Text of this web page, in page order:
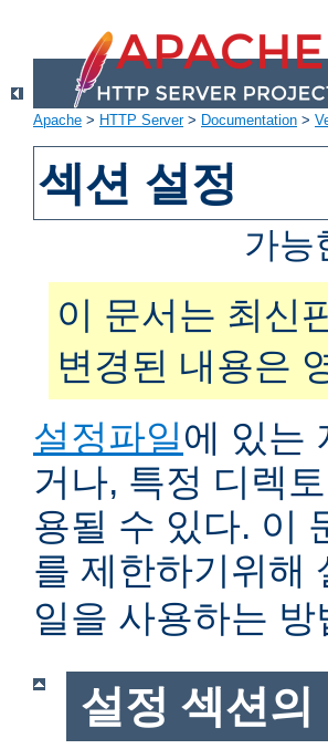
Apache > HTTP Server> Documentation >
섹션 설정
가능
이 문서는 최신
변경된 내용은
설정파일에 있는
거나, 특정 디렉
용될 수 있다. 이
를 제한하기위해
일을 사용하는
설정 섹션의